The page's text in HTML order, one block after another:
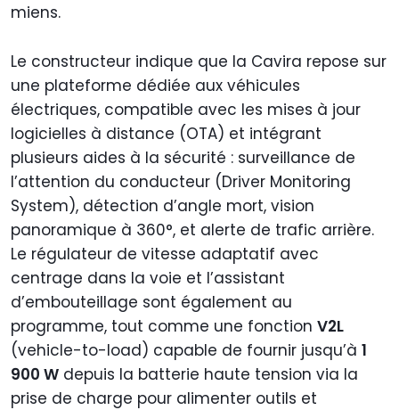
miens.
Le constructeur indique que la Cavira repose sur
une plateforme dédiée aux véhicules
électriques, compatible avec les mises à jour
logicielles à distance (OTA) et intégrant
plusieurs aides à la sécurité : surveillance de
l’attention du conducteur (Driver Monitoring
System), détection d’angle mort, vision
panoramique à 360°, et alerte de trafic arrière.
Le régulateur de vitesse adaptatif avec
centrage dans la voie et l’assistant
d’embouteillage sont également au
programme, tout comme une fonction V2L
(vehicle-to-load) capable de fournir jusqu’à 1
900 W depuis la batterie haute tension via la
prise de charge pour alimenter outils et